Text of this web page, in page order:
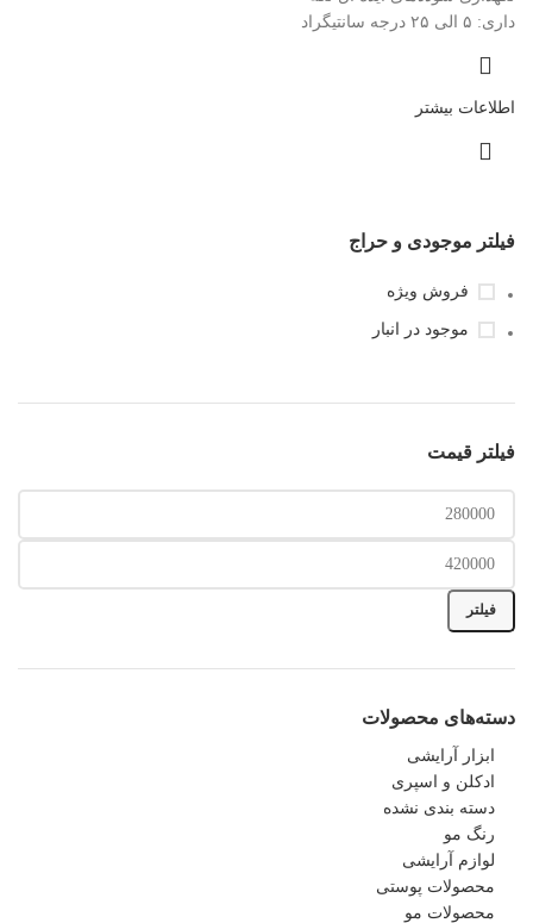
فیلتر موجودی و حراج
فروش ویژه
موجود در انبار
فیلتر قیمت
فیلتر
دسته‌های محصولات
ابزار آرایشی
ادکلن و اسپری
دسته بندی نشده
رنگ مو
لوازم آرایشی
محصولات پوستی
محصولات مو
داری: ۵ الی ۲۵ درجه سانتیگراد
اطلاعات بیشتر